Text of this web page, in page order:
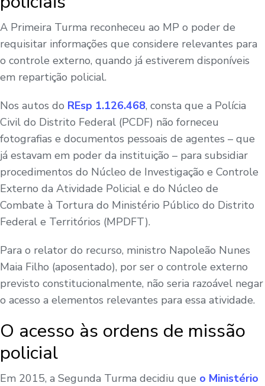
A Primeira Turma reconheceu ao MP o poder de
requisitar informações que considere relevantes para
o controle externo, quando já estiverem disponíveis
em repartição policial.
Nos autos do REsp 1.126.468, consta que a Polícia
Civil do Distrito Federal (PCDF) não forneceu
fotografias e documentos pessoais de agentes – que
já estavam em poder da instituição – para subsidiar
procedimentos do Núcleo de Investigação e Controle
Externo da Atividade Policial e do Núcleo de
Combate à Tortura do Ministério Público do Distrito
Federal e Territórios (MPDFT).
Para o relator do recurso, ministro Napoleão Nunes
Maia Filho (aposentado), por ser o controle externo
previsto constitucionalmente, não seria razoável negar
o acesso a elementos relevantes para essa atividade.
O acesso às ordens de missão
policial
Em 2015, a Segunda Turma decidiu que o Ministério